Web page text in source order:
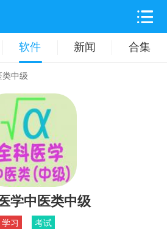
软件 新闻 合集
类中级
纸 旅游出行
化 时尚购物
学中医类中级
学习 考试